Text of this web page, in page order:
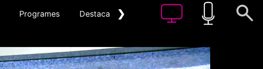
Programes Destacat ❯